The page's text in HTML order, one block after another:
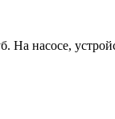
На насосе,